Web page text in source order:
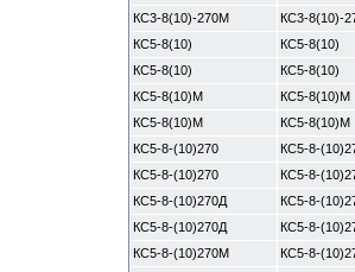
КС3-8(10)-270М
КС3-8(10)-
КС5-8(10)
КС5-8(10)
КС5-8(10)
КС5-8(10)
КС5-8(10)М
КС5-8(10)М
КС5-8(10)М
КС5-8(10)М
КС5-8-(10)270
КС5-8-
КС5-8-(10)270
КС5-8-
КС5-8-(10)270Д
КС5-8-
КС5-8-(10)270Д
КС5-8-
КС5-8-(10)270М
КС5-8-